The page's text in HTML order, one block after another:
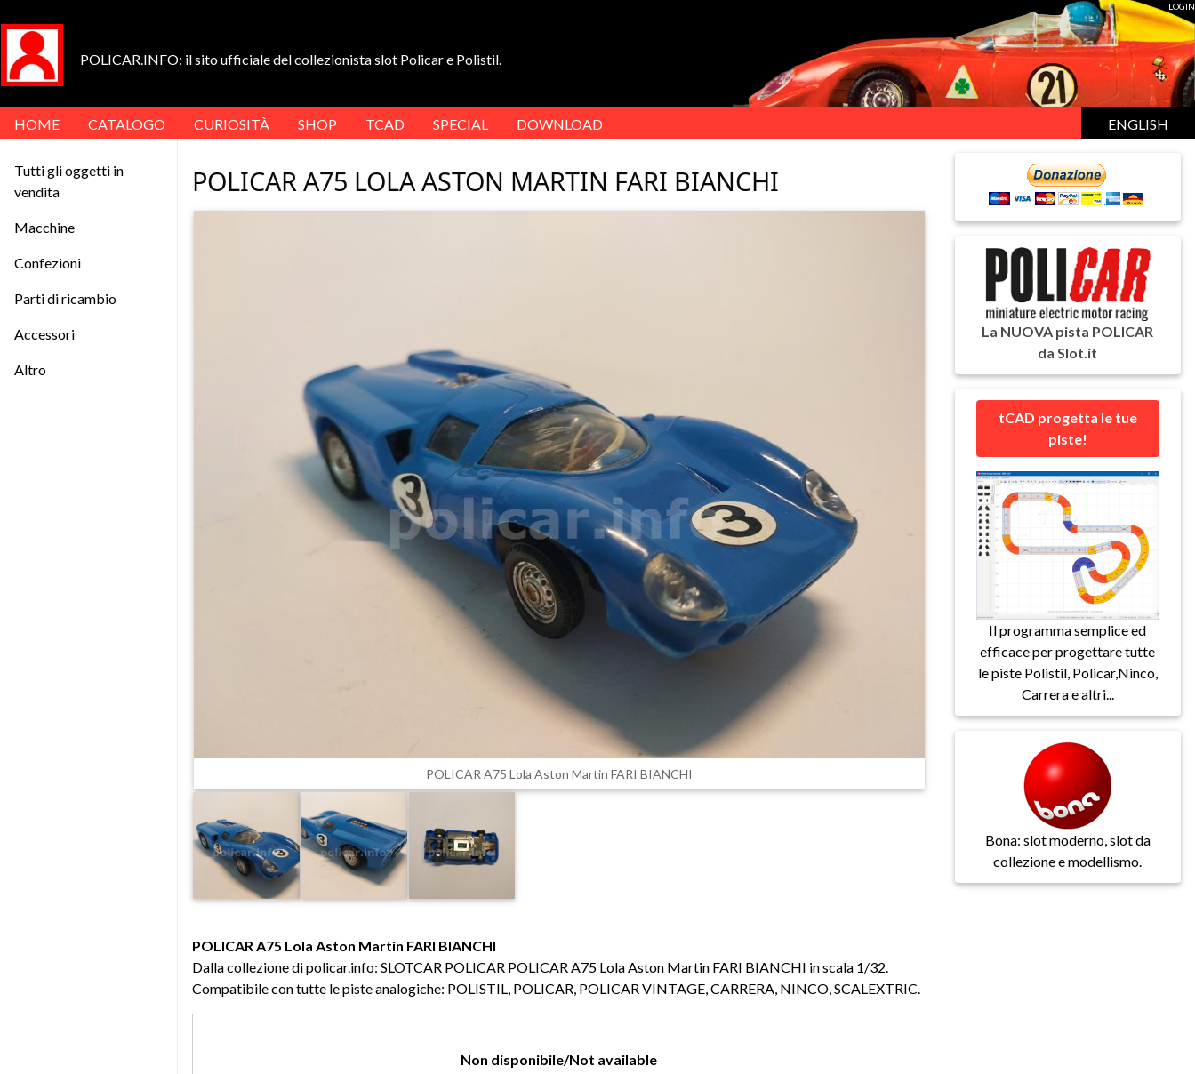
LOGIN
POLICAR.INFO: il sito ufficiale del collezionista slot Policar e Polistil.
HOME CATALOGO CURIOSITÀ SHOP TCAD SPECIAL DOWNLOAD ENGLISH
Tutti gli oggetti in
vendita
Macchine
Confezioni
Parti di ricambio
Accessori
Altro
POLICAR A75 LOLA ASTON MARTIN FARI BIANCHI
POLICAR A75 Lola Aston Martin FARI BIANCHI
POLICAR A75 Lola Aston Martin FARI BIANCHI
Dalla collezione di policar.info: SLOTCAR POLICAR POLICAR A75 Lola Aston Martin FARI BIANCHI in scala 1/32.
Compatibile con tutte le piste analogiche: POLISTIL, POLICAR, POLICAR VINTAGE, CARRERA, NINCO, SCALEXTRIC.
Non disponibile/Not available
La NUOVA pista POLICAR
da Slot.it
tCAD progetta le tue
piste!
Il programma semplice ed
efficace per progettare tutte
le piste Polistil, Policar,Ninco,
Carrera e altri...
Bona: slot moderno, slot da
collezione e modellismo.